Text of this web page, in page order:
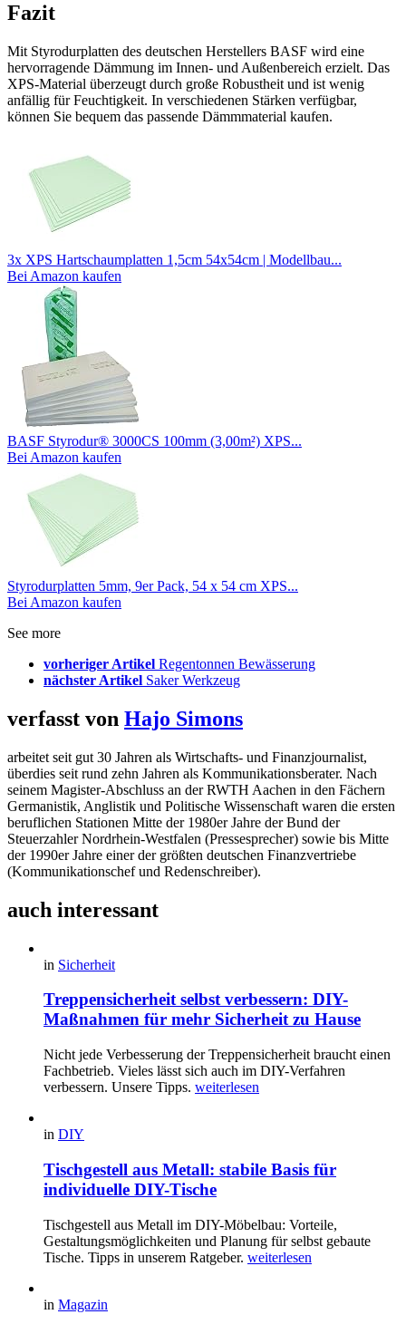
Fazit
Mit Styrodurplatten des deutschen Herstellers BASF wird eine
hervorragende Dämmung im Innen- und Außenbereich erzielt. Das
XPS-Material überzeugt durch große Robustheit und ist wenig
anfällig für Feuchtigkeit. In verschiedenen Stärken verfügbar,
können Sie bequem das passende Dämmmaterial kaufen.
3x XPS Hartschaumplatten 1,5cm 54x54cm | Modellbau...
Bei Amazon kaufen
BASF Styrodur® 3000CS 100mm (3,00m²) XPS...
Bei Amazon kaufen
Styrodurplatten 5mm, 9er Pack, 54 x 54 cm XPS...
Bei Amazon kaufen
See more
vorheriger Artikel Regentonnen Bewässerung
nächster Artikel Saker Werkzeug
verfasst von Hajo Simons
arbeitet seit gut 30 Jahren als Wirtschafts- und Finanzjournalist,
überdies seit rund zehn Jahren als Kommunikationsberater. Nach
seinem Magister-Abschluss an der RWTH Aachen in den Fächern
Germanistik, Anglistik und Politische Wissenschaft waren die ersten
beruflichen Stationen Mitte der 1980er Jahre der Bund der
Steuerzahler Nordrhein-Westfalen (Pressesprecher) sowie bis Mitte
der 1990er Jahre einer der größten deutschen Finanzvertriebe
(Kommunikationschef und Redenschreiber).
auch interessant
in Sicherheit
Treppensicherheit selbst verbessern: DIY-
Maßnahmen für mehr Sicherheit zu Hause
Nicht jede Verbesserung der Treppensicherheit braucht einen
Fachbetrieb. Vieles lässt sich auch im DIY-Verfahren
verbessern. Unsere Tipps. weiterlesen
in DIY
Tischgestell aus Metall: stabile Basis für
individuelle DIY-Tische
Tischgestell aus Metall im DIY-Möbelbau: Vorteile,
Gestaltungsmöglichkeiten und Planung für selbst gebaute
Tische. Tipps in unserem Ratgeber. weiterlesen
in Magazin